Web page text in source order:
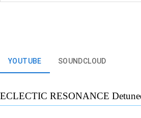
YOUTUBE SOUNDCLOUD
ECLECTIC RESONANCE